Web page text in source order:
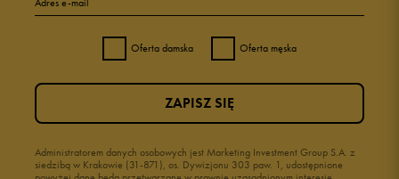
Oferta damska Oferta męska
Administratorem danych osobowych jest Marketing Investment Group S.A. z
siedzibą w Krakowie (31-871), os. Dywizjonu 303 paw. 1, udostępnione
ZAPISZ SIĘ